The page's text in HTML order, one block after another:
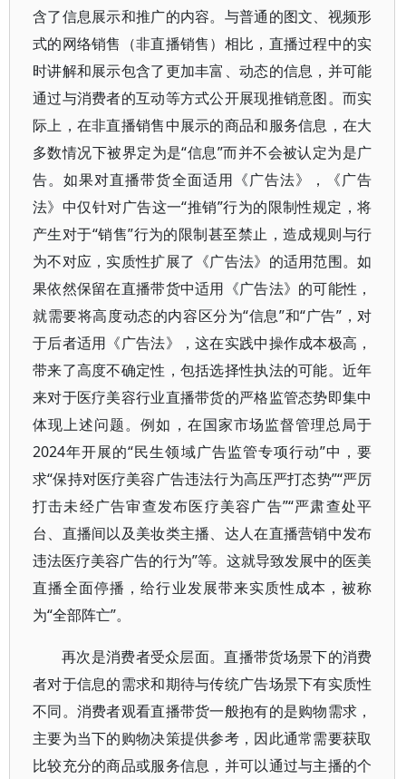
含了信息展示和推广的内容。与普通的图文、视频形
式的网络销售（非直播销售）相比，直播过程中的实
时讲解和展示包含了更加丰富、动态的信息，并可能
通过与消费者的互动等方式公开展现推销意图。而实
际上，在非直播销售中展示的商品和服务信息，在大
多数情况下被界定为是“信息”而并不会被认定为是广
告。如果对直播带货全面适用《广告法》，《广告
法》中仅针对广告这一“推销”行为的限制性规定，将
产生对于“销售”行为的限制甚至禁止，造成规则与行
为不对应，实质性扩展了《广告法》的适用范围。如
果依然保留在直播带货中适用《广告法》的可能性，
就需要将高度动态的内容区分为“信息”和“广告”，对
于后者适用《广告法》，这在实践中操作成本极高，
带来了高度不确定性，包括选择性执法的可能。近年
来对于医疗美容行业直播带货的严格监管态势即集中
体现上述问题。例如，在国家市场监督管理总局于
2024年开展的“民生领域广告监管专项行动”中，要
求“保持对医疗美容广告违法行为高压严打态势”“严厉
打击未经广告审查发布医疗美容广告”“严肃查处平
台、直播间以及美妆类主播、达人在直播营销中发布
违法医疗美容广告的行为”等。这就导致发展中的医美
直播全面停播，给行业发展带来实质性成本，被称
为“全部阵亡”。
再次是消费者受众层面。直播带货场景下的消费
者对于信息的需求和期待与传统广告场景下有实质性
不同。消费者观看直播带货一般抱有的是购物需求，
主要为当下的购物决策提供参考，因此通常需要获取
比较充分的商品或服务信息，并可以通过与主播的个